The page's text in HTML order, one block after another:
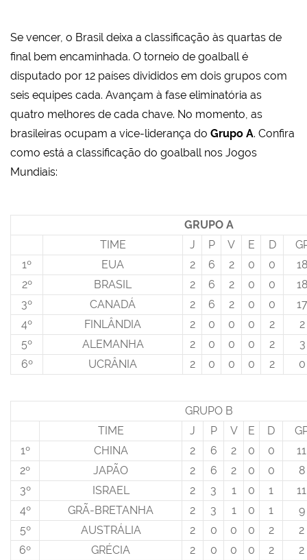
Se vencer, o Brasil deixa a classificação às quartas de
final bem encaminhada. O torneio de goalball é
disputado por 12 países divididos em dois grupos com
seis equipes cada. Avançam à fase eliminatória as
quatro melhores de cada chave. No momento, as
brasileiras ocupam a vice-liderança do Grupo A. Confira
como está a classificação do goalball nos Jogos
Mundiais:
GRUPO A
TIME
J P V E D
1º
EUA 2 6 2 0 0
18
2º
BRASIL 2 6 2 0 0
18
3º
CANADÁ 2 6 2 0 0
17
4º
FINLÂNDIA 2 0 0 0 2
2
5º
ALEMANHA 2 0 0 0 2
3
6º
UCRÂNIA 2 0 0 0 2 0
GRUPO B
TIME
J P V E D
1º
CHINA 2 6 2 0 0
11
2º
JAPÃO 2 6 2 0 0
8
3º
ISRAEL 2 3 1 0 1
11
4º
GRÃ-BRETANHA 2 3 1 0 1
9
5º
AUSTRÁLIA 2 0 0 0 2
2
6º
GRÉCIA 2 0 0 0 2 2